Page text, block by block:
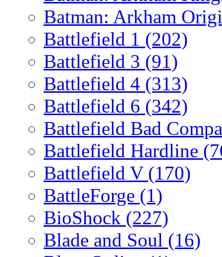
Batman: Arkham
Battlefield 1 (202)
Battlefield 3 (91)
Battlefield 4 (313)
Battlefield 6 (342)
Battlefield Bad
Battlefield Hardline
Battlefield V (170)
BattleForge (1)
BioShock (227)
Blade and Soul (16)